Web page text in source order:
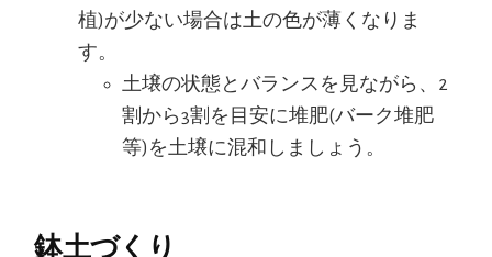
植)が少ない場合は土の色が薄くなりま
す。
土壌の状態とバランスを見ながら、2
割から3割を目安に堆肥(バーク堆肥
等)を土壌に混和しましょう。
鉢土づくり